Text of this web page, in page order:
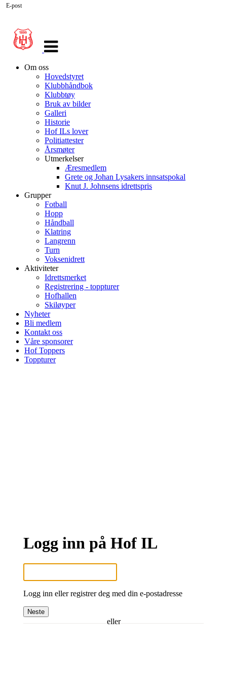
navigasjon
Om oss
Hovedstyret
Klubbhåndbok
Klubbtøy
Bruk av bilder
Galleri
Historie
Hof ILs lover
Politiattester
Årsmøter
Utmerkelser
Æresmedlem
Grete og Johan Lysakers innsatspokal
Knut J. Johnsens idrettspris
Grupper
Fotball
Hopp
Håndball
Klatring
Langrenn
Turn
Voksenidrett
Aktiviteter
Idrettsmerket
Registrering - toppturer
Hofhallen
Skiløyper
Nyheter
Bli medlem
Kontakt oss
Våre sponsorer
Hof Toppers
Toppturer
Logg inn på Hof IL
E-post
Logg inn eller registrer deg med din e-postadresse
Neste
eller